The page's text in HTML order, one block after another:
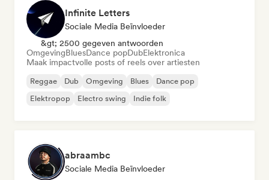
Infinite Letters
Sociale Media Beïnvloeder
&gt; 2500 gegeven antwoorden
OmgevingBluesDance popDubElektronica
Maak impactvolle posts of reels over artiesten
Reggae Dub Omgeving Blues
Dance pop
Elektropop
Electro swing Indie folk
abraambc
Sociale Media Beïnvloeder